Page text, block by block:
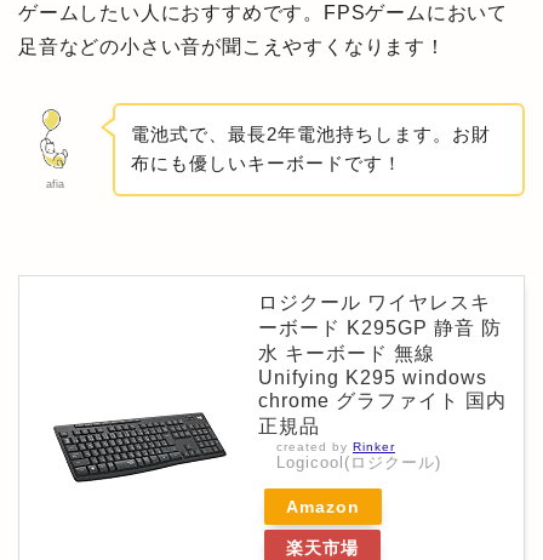
ゲームしたい人におすすめです。FPSゲームにおいて
足音などの小さい音が聞こえやすくなります！
afia
電池式で、最長2年電池持ちします。お財
布にも優しいキーボードです！
ロジクール ワイヤレスキ
ーボード K295GP 静音 防
水 キーボード 無線
Unifying K295 windows
chrome グラファイト 国内
正規品
created by Rinker
Logicool(ロジクール)
Amazon
楽天市場